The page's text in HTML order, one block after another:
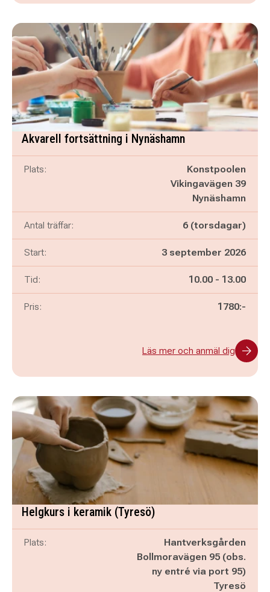
Akvarell fortsättning i Nynäshamn
Plats:
Konstpoolen
Vikingavägen 39
Nynäshamn
Antal träffar: 6 (torsdagar)
Start: 3 september 2026
Tid: Pågår mellan
10.00 - och
13.00
Pris: 1780:-
Läs mer och anmäl dig
Helgkurs i keramik (Tyresö)
Plats:
Hantverksgården
Bollmoravägen 95 (obs.
ny entré via port 95)
Tyresö